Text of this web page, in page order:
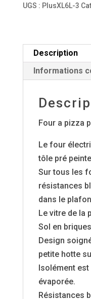
pizza
acier
inox
UGS : PlusXL6L-3
Description
Informations
Four a pizza
Le four
tôle pré
Sur tous les
résistances
dans le
Le vitre de la
Sol en
Design
petite hotte
Isolément
évaporée.
Résistances